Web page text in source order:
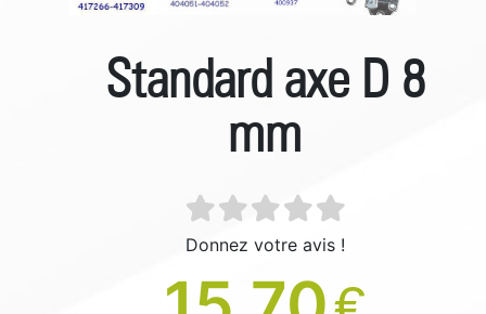
Standard axe D 8
mm
Donnez votre avis !